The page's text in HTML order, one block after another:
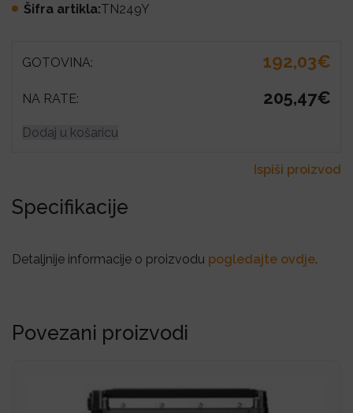
Šifra artikla:TN249Y
GOTOVINA: 192,03€
NA RATE: 205,47€
Dodaj u košaricu
Ispiši proizvod
Specifikacije
Povezani proizvodi
Detaljnije informacije o proizvodu pogledajte ovdje.